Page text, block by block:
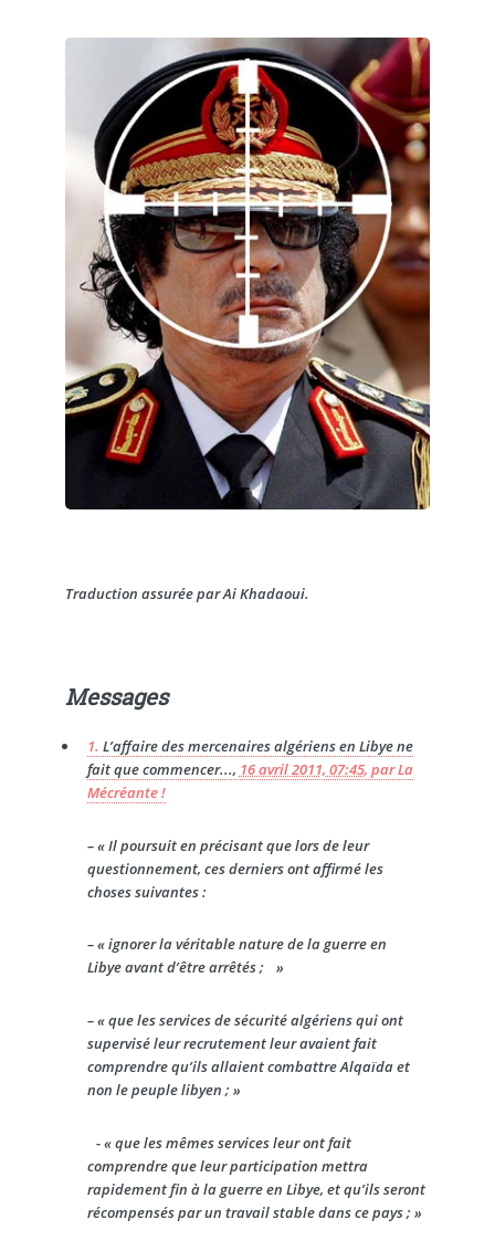
Traduction assurée par Ai Khadaoui.
Messages
1. L’affaire des mercenaires algériens en Libye ne
fait que commencer..., 16 avril 2011, 07:45, parLa
Mécréante !
–« Il poursuit en précisant que lors de leur
questionnement, ces derniers ont affirmé les
choses suivantes :
–« ignorer la véritable nature de la guerre en
Libye avant d’être arrêtés ; »
–« que les services de sécurité algériens qui ont
supervisé leur recrutement leur avaient fait
comprendre qu’ils allaient combattre Alqaïda et
non le peuple libyen ; »
-« que les mêmes services leur ont fait
comprendre que leur participation mettra
rapidement fin à la guerre en Libye, et qu’ils seront
récompensés par un travail stable dans ce pays ; »